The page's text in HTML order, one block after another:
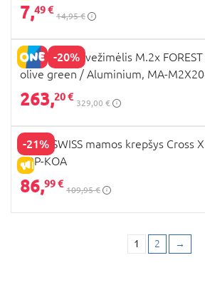
7,49 €
14,95 €
-20%
MAST SWISS vežimėlis M.2x
olive green / Aluminium, MA-
263,20 €
329,00 €
-21%
IŠPARDAVIMAS
MAST SWISS mamos krepšys Cross
CBP-KOA
86,99 €
109,95 €
1 2 →